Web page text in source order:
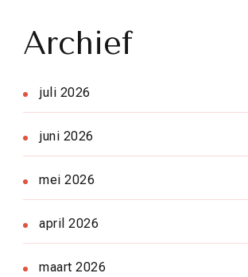
Archief
juli 2026
juni 2026
mei 2026
april 2026
maart 2026